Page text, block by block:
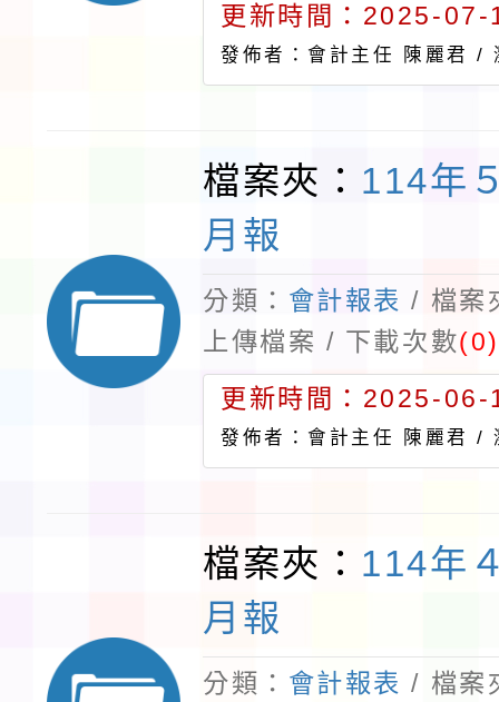
更新時間：2025-
發佈者：會計主任 陳麗君 /
檔案夾： 114年
月報
分類： 會計報表 / 檔案
上傳檔案 / 下載次數(0)
更新時間：2025-
發佈者：會計主任 陳麗君 /
檔案夾： 114年
月報
分類： 會計報表 / 檔案